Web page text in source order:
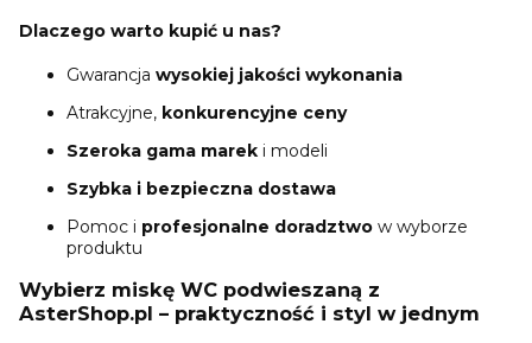
Dlaczego warto kupić u nas?
Gwarancja wysokiej jakości wykonania
Atrakcyjne, konkurencyjne ceny
Szeroka gama marek i modeli
Szybka i bezpieczna dostawa
Pomoc i profesjonalne doradztwo w wyborze
produktu
Wybierz miskę WC podwieszaną z
AsterShop.pl – praktyczność i styl w jednym